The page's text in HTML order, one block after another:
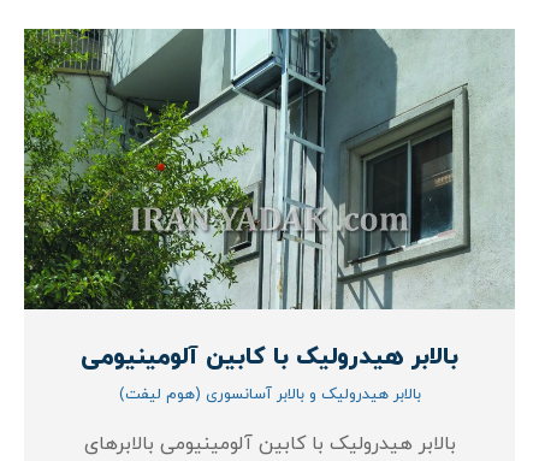
بالابر هیدرولیک با کابین آلومینیومی
بالابر هیدرولیک و بالابر آسانسوری (هوم لیفت)
بالابر هیدرولیک با کابین آلومینیومی بالابرهای